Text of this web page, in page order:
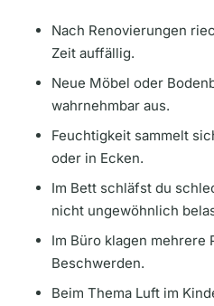
Nach Renovierungen
Zeit auffällig.
Neue Möbel oder
wahrnehmbar aus.
Feuchtigkeit sammelt
oder in Ecken.
Im Bett schläfst du
nicht ungewöhnlich
Im Büro klagen mehrere
Beschwerden.
Beim Thema Luft im